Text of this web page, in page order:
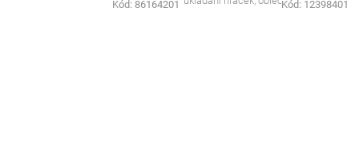
Kód: 86164201 Kód: 12398401